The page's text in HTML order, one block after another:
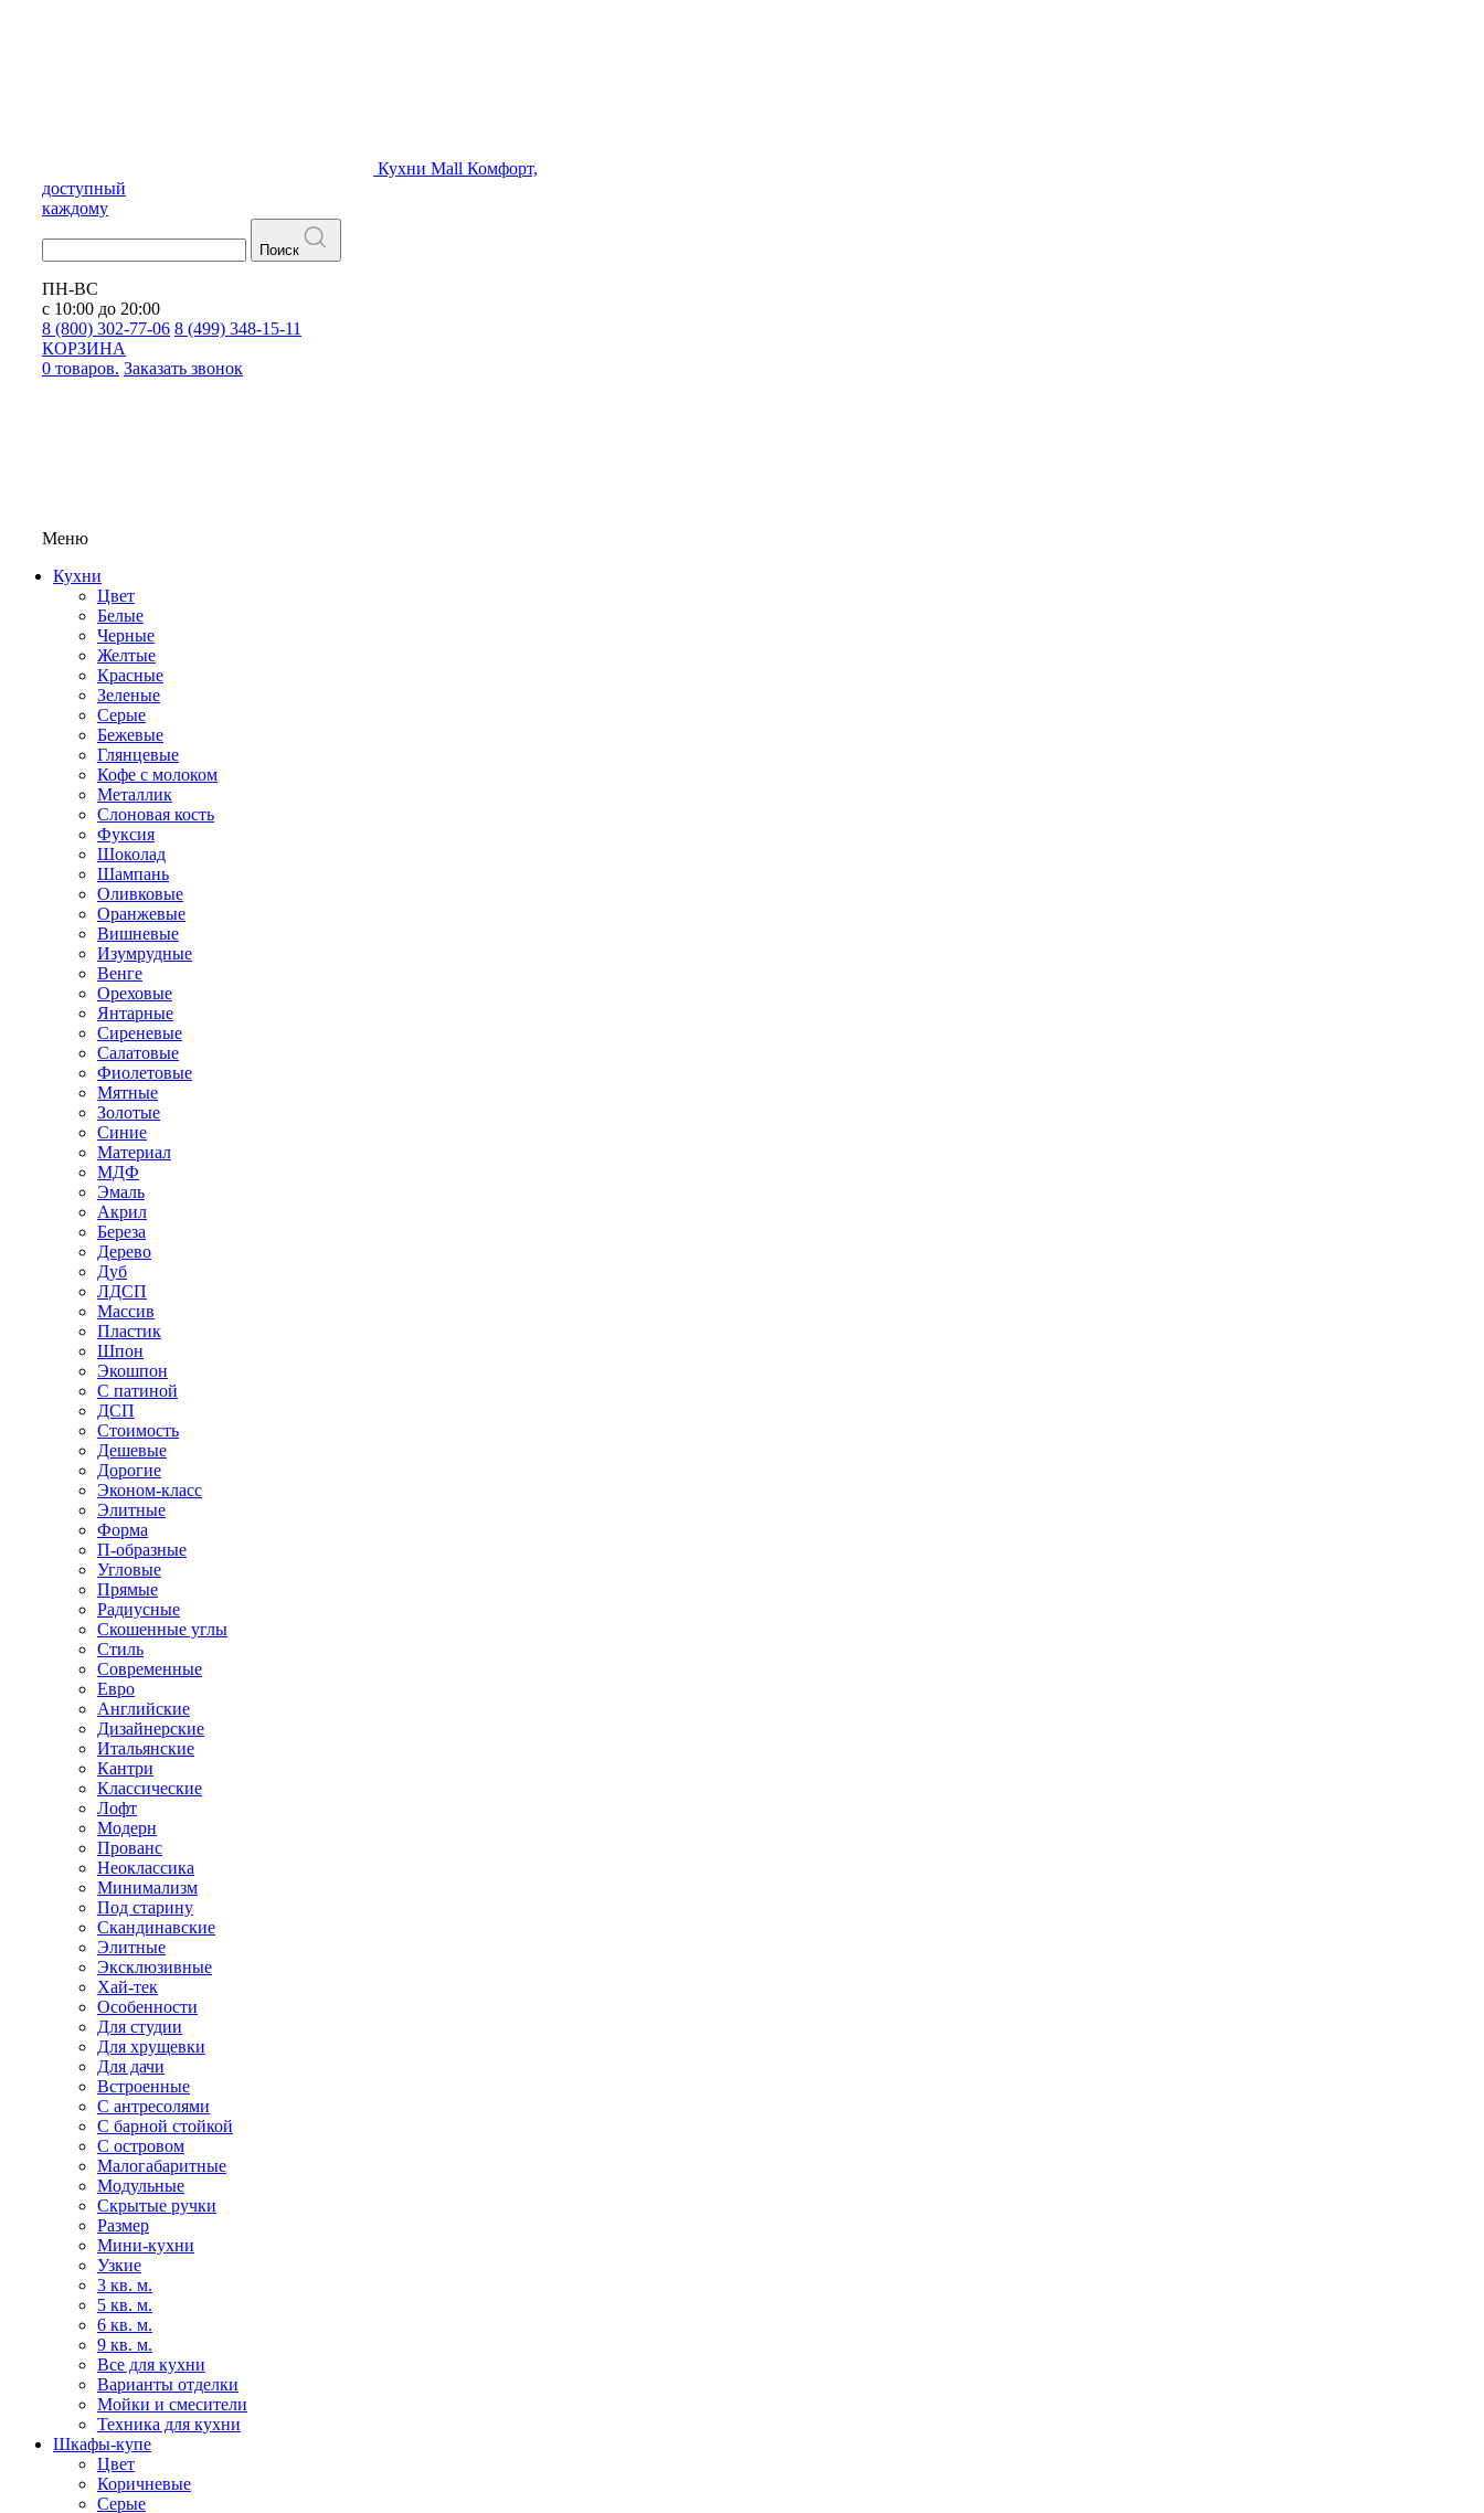
Кухни Mall Комфорт,
доступный
каждому
Поиск
ПН-ВС
с 10:00 до 20:00
8 (800) 302-77-06 8 (499) 348-15-11
КОРЗИНА
0 товаров. Заказать звонок
Меню
Кухни
Цвет
Белые
Черные
Желтые
Красные
Зеленые
Серые
Бежевые
Глянцевые
Кофе с молоком
Металлик
Слоновая кость
Фуксия
Шоколад
Шампань
Оливковые
Оранжевые
Вишневые
Изумрудные
Венге
Ореховые
Янтарные
Сиреневые
Салатовые
Фиолетовые
Мятные
Золотые
Синие
Материал
МДФ
Эмаль
Акрил
Береза
Дерево
Дуб
ЛДСП
Массив
Пластик
Шпон
Экошпон
С патиной
ДСП
Стоимость
Дешевые
Дорогие
Эконом-класс
Элитные
Форма
П-образные
Угловые
Прямые
Радиусные
Скошенные углы
Стиль
Современные
Евро
Английские
Дизайнерские
Итальянские
Кантри
Классические
Лофт
Модерн
Прованс
Неоклассика
Минимализм
Под старину
Скандинавские
Элитные
Эксклюзивные
Хай-тек
Особенности
Для студии
Для хрущевки
Для дачи
Встроенные
С антресолями
С барной стойкой
С островом
Малогабаритные
Модульные
Скрытые ручки
Размер
Мини-кухни
Узкие
3 кв. м.
5 кв. м.
6 кв. м.
9 кв. м.
Все для кухни
Варианты отделки
Мойки и смесители
Техника для кухни
Шкафы-купе
Цвет
Коричневые
Серые